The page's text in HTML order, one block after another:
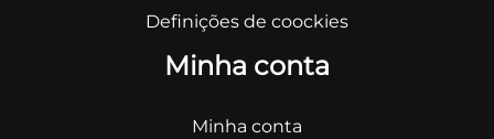
Definições de coockies
Minha conta
Minha conta